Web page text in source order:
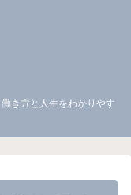
き方と人生をわかりやす